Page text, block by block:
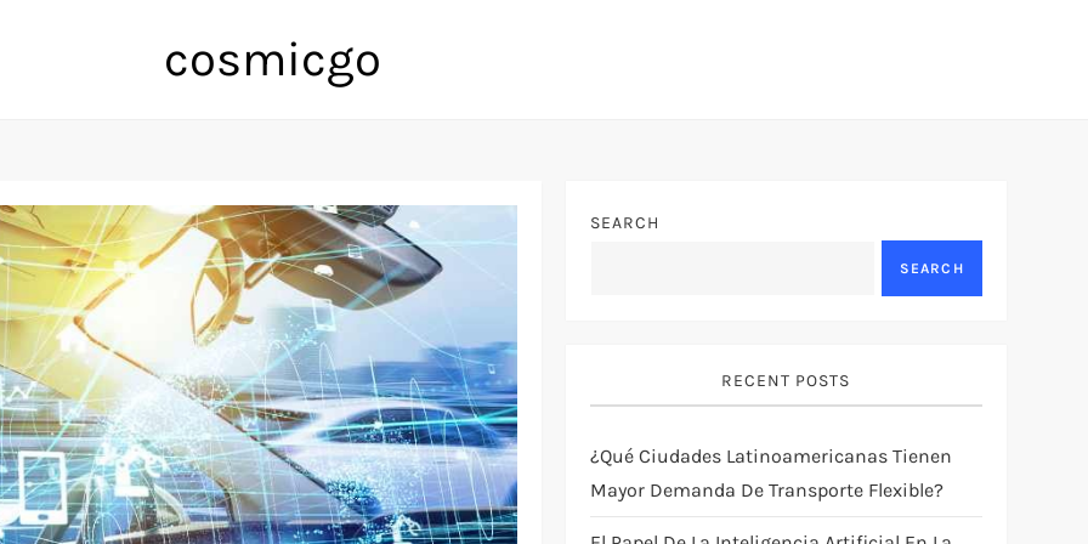
cosmicgo
SEARCH
SEARCH
RECENT POSTS
¿Qué Ciudades Latinoamericanas Tienen
Mayor Demanda De Transporte Flexible?